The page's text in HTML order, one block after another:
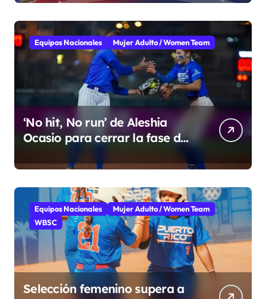
Equipos Nacionales Mujer Adulto / Women Team
‘No hit, No run’ de Aleshia
Ocasio para cerrar la fase de
Equipos Nacionales
Mujer Adulto / Women Team
WBSC
Selección femenino supera a